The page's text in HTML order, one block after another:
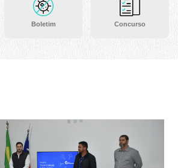
Boletim Concurso